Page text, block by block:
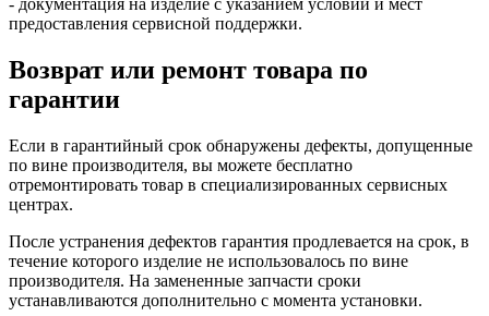
предоставления сервисной поддержки.
Возврат или ремонт товара по
гарантии
Если в гарантийный срок обнаружены дефекты, допущенные
по вине производителя, вы можете бесплатно
отремонтировать товар в специализированных сервисных
центрах.
После устранения дефектов гарантия продлевается на срок, в
течение которого изделие не использовалось по вине
производителя. На замененные запчасти сроки
устанавливаются дополнительно с момента установки.